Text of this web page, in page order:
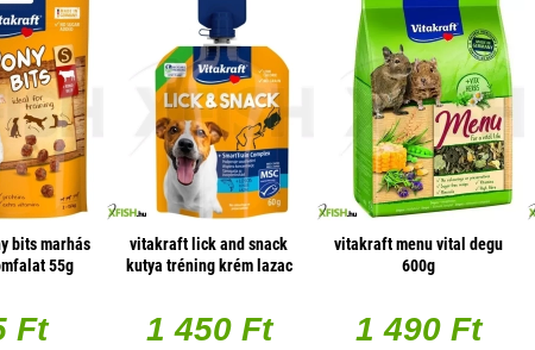
bits marhás
55g
Ft
vitakraft lick and snack
kutya tréning krém lazac
1 450 Ft
vitakraft menu vital degu
600g
1 490 Ft